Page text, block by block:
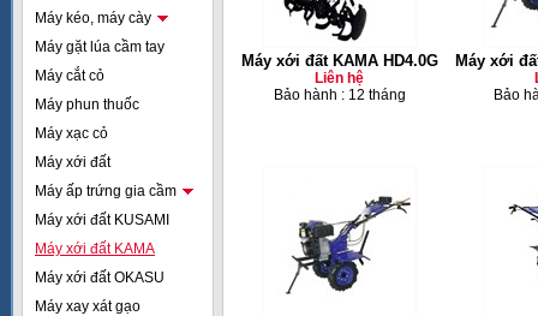
Máy kéo, máy cày
Máy gặt lúa cầm tay
Máy cắt cỏ
Máy phun thuốc
Máy xạc cỏ
Máy xới đất
Máy ấp trứng gia cầm
Máy xới đất KUSAMI
Máy xới đất KAMA
Máy xới đất OKASU
Máy xay xát gạo
Máy xới đất KAMA HD4.0G
Liên hệ
Bảo hành : 12 tháng
Máy xới
Bảo